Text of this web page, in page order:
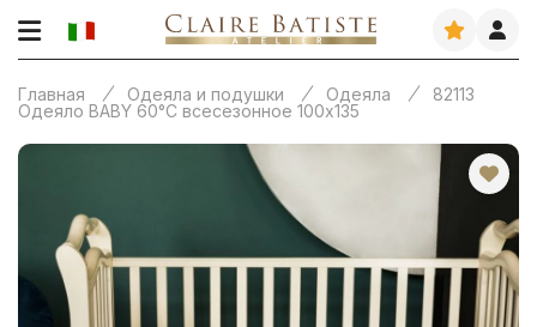
Главная Одеяла и подушки Одеяла
82113
Одеяло BABY 60°C всесезонное 100х135